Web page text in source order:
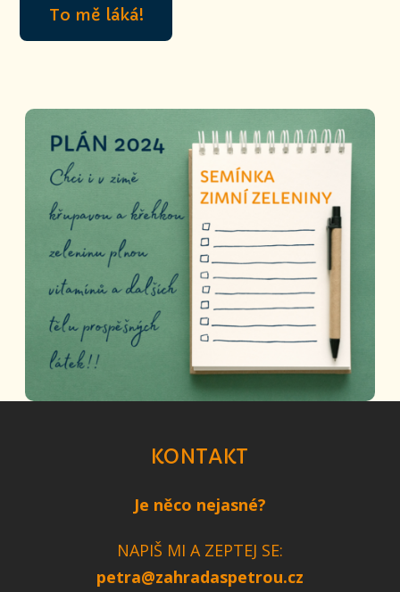
To mě láká!
KONTAKT
Je něco nejasné?
NAPIŠ MI A ZEPTEJ SE:
petra@zahradaspetrou.cz